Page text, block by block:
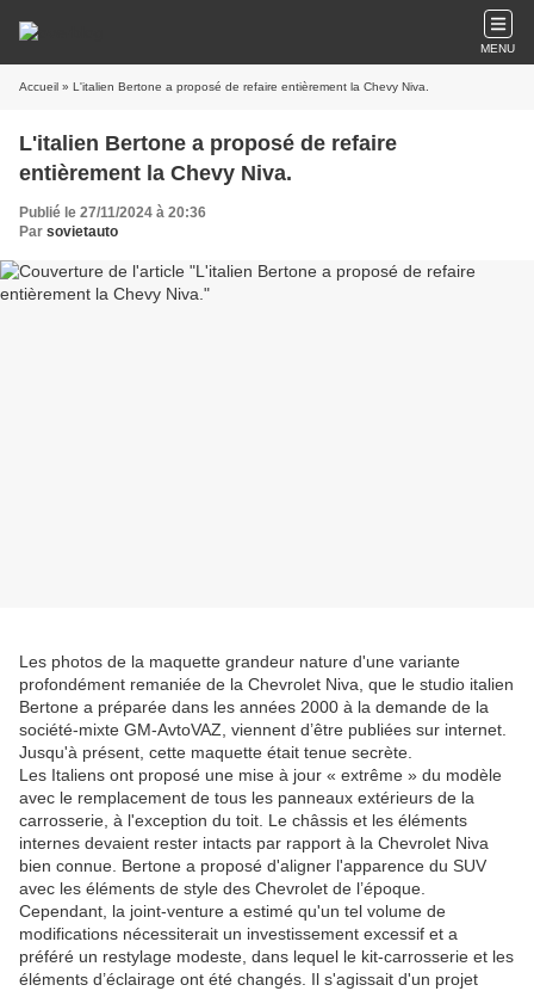
MENU
Accueil » L'italien Bertone a proposé de refaire entièrement la Chevy Niva.
L'italien Bertone a proposé de refaire
entièrement la Chevy Niva.
Publié le 27/11/2024 à 20:36
Par sovietauto
Les photos de la maquette grandeur nature d'une variante
profondément remaniée de la Chevrolet Niva, que le studio italien
Bertone a préparée dans les années 2000 à la demande de la
société-mixte GM-AvtoVAZ, viennent d’être publiées sur internet.
Jusqu'à présent, cette maquette était tenue secrète.
Les Italiens ont proposé une mise à jour « extrême » du modèle
avec le remplacement de tous les panneaux extérieurs de la
carrosserie, à l'exception du toit. Le châssis et les éléments
internes devaient rester intacts par rapport à la Chevrolet Niva
bien connue. Bertone a proposé d'aligner l'apparence du SUV
avec les éléments de style des Chevrolet de l’époque.
Cependant, la joint-venture a estimé qu'un tel volume de
modifications nécessiterait un investissement excessif et a
préféré un restylage modeste, dans lequel le kit-carrosserie et les
éléments d’éclairage ont été changés. Il s'agissait d'un projet